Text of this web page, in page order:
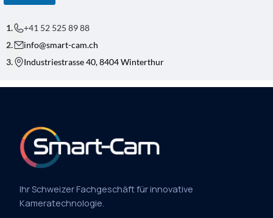
+41 52 525 89 88
info@smart-cam.ch
Industriestrasse 40, 8404 Winterthur
Ihr Schweizer Fachgeschäft für innovative
Kameratechnologie.